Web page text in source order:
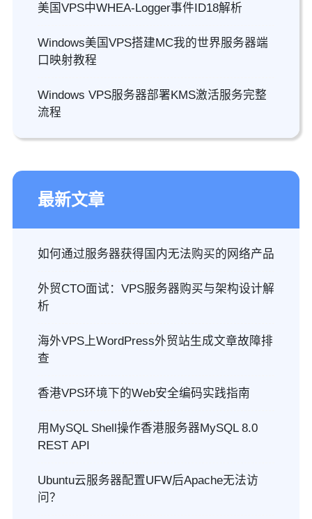
美国VPS中WHEA-Logger事件ID18解析
Windows美国VPS搭建MC我的世界服务器端
口映射教程
Windows VPS服务器部署KMS激活服务完整
流程
最新文章
如何通过服务器获得国内无法购买的网络产品
外贸CTO面试：VPS服务器购买与架构设计解
析
海外VPS上WordPress外贸站生成文章故障排
查
香港VPS环境下的Web安全编码实践指南
用MySQL Shell操作香港服务器MySQL 8.0
REST API
Ubuntu云服务器配置UFW后Apache无法访
问？